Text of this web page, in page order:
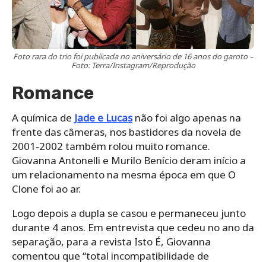
Foto rara do trio foi publicada no aniversário de 16 anos do garoto –
Foto: Terra/Instagram/Reprodução
Romance
A química de Jade e Lucasnão foi algo apenas na
frente das câmeras, nos bastidores da novela de
2001-2002 também rolou muito romance.
Giovanna Antonelli e Murilo Benício deram início a
um relacionamento na mesma época em que O
Clone foi ao ar.
Logo depois a dupla se casou e permaneceu junto
durante 4 anos. Em entrevista que cedeu no ano da
separação, para a revista Isto É, Giovanna
comentou que “total incompatibilidade de